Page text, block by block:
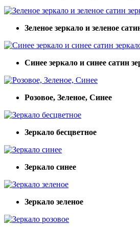
Зеленое зеркало и зеленое
Синее зеркало и синее сатин
Розовое, Зеленое, Синее
Зеркало бесцветное
Зеркало синее
Зеркало зеленое